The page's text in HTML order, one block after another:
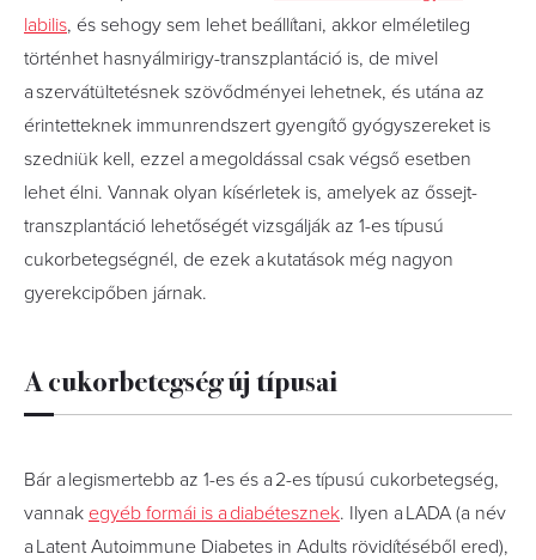
labilis, és sehogy sem lehet beállítani, akkor elméletileg
történhet hasnyálmirigy-transzplantáció is, de mivel
a szervátültetésnek szövődményei lehetnek, és utána az
érintetteknek immunrendszert gyengítő gyógyszereket is
szedniük kell, ezzel a megoldással csak végső esetben
lehet élni. Vannak olyan kísérletek is, amelyek az őssejt-
transzplantáció lehetőségét vizsgálják az 1-es típusú
cukorbetegségnél, de ezek a kutatások még nagyon
gyerekcipőben járnak.
A cukorbetegség új típusai
Bár a legismertebb az 1-es és a 2-es típusú cukorbetegség,
vannak egyéb formái is a diabétesznek. Ilyen a LADA (a név
a Latent Autoimmune Diabetes in Adults rövidítéséből ered),